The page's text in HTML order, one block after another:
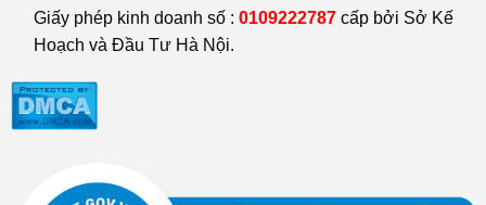
Giấy phép kinh doanh số : 0109222787 cấp bởi Sở Kế
Hoạch và Đầu Tư Hà Nội.